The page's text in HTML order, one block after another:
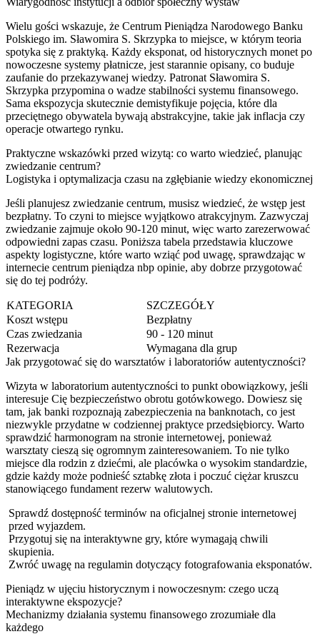
Wielu gości wskazuje, że Centrum Pieniądza Narodowego Banku
Polskiego im. Sławomira S. Skrzypka to miejsce, w którym teoria
spotyka się z praktyką. Każdy eksponat, od historycznych monet po
nowoczesne systemy płatnicze, jest starannie opisany, co buduje
zaufanie do przekazywanej wiedzy. Patronat Sławomira S.
Skrzypka przypomina o wadze stabilności systemu finansowego.
Sama ekspozycja skutecznie demistyfikuje pojęcia, które dla
przeciętnego obywatela bywają abstrakcyjne, takie jak inflacja czy
operacje otwartego rynku.
Praktyczne wskazówki przed wizytą: co warto wiedzieć, planując
zwiedzanie centrum?
Logistyka i optymalizacja czasu na zgłębianie wiedzy ekonomicznej
Jeśli planujesz zwiedzanie centrum, musisz wiedzieć, że wstęp jest
bezpłatny. To czyni to miejsce wyjątkowo atrakcyjnym. Zazwyczaj
zwiedzanie zajmuje około 90-120 minut, więc warto zarezerwować
odpowiedni zapas czasu. Poniższa tabela przedstawia kluczowe
aspekty logistyczne, które warto wziąć pod uwagę, sprawdzając w
internecie centrum pieniądza nbp opinie, aby dobrze przygotować
się do tej podróży.
KATEGORIA
SZCZEGÓŁY
Koszt wstępu
Bezpłatny
Czas zwiedzania
90 - 120 minut
Rezerwacja
Wymagana dla grup
Jak przygotować się do warsztatów i laboratoriów autentyczności?
Wizyta w laboratorium autentyczności to punkt obowiązkowy, jeśli
interesuje Cię bezpieczeństwo obrotu gotówkowego. Dowiesz się
tam, jak banki rozpoznają zabezpieczenia na banknotach, co jest
niezwykle przydatne w codziennej praktyce przedsiębiorcy. Warto
sprawdzić harmonogram na stronie internetowej, ponieważ
warsztaty cieszą się ogromnym zainteresowaniem. To nie tylko
miejsce dla rodzin z dziećmi, ale placówka o wysokim standardzie,
gdzie każdy może podnieść sztabkę złota i poczuć ciężar kruszcu
stanowiącego fundament rezerw walutowych.
Sprawdź dostępność terminów na oficjalnej stronie internetowej
przed wyjazdem.
Przygotuj się na interaktywne gry, które wymagają chwili
skupienia.
Zwróć uwagę na regulamin dotyczący fotografowania eksponatów.
Pieniądz w ujęciu historycznym i nowoczesnym: czego uczą
interaktywne ekspozycje?
Mechanizmy działania systemu finansowego zrozumiałe dla
każdego